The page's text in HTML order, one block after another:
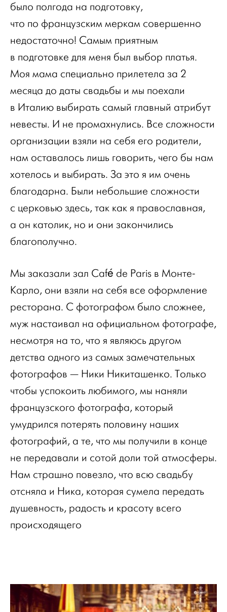
было полгода на подготовку,
что по французским меркам совершенно
недостаточно! Самым приятным
в подготовке для меня был выбор платья.
Моя мама специально прилетела за 2
месяца до даты свадьбы и мы поехали
в Италию выбирать самый главный атрибут
невесты. И не промахнулись. Все сложности
организации взяли на себя его родители,
нам оставалось лишь говорить, чего бы нам
хотелось и выбирать. За это я им очень
благодарна. Были небольшие сложности
с церковью здесь, так как я православная,
а он католик, но и они закончились
благополучно.
Мы заказали зал Café de Paris в Монте-
Карло, они взяли на себя все оформление
ресторана. С фотографом было сложнее,
муж настаивал на официальном фотографе,
несмотря на то, что я являюсь другом
детства одного из самых замечательных
фотографов — Ники Никиташенко. Только
чтобы успокоить любимого, мы наняли
французского фотографа, который
умудрился потерять половину наших
фотографий, а те, что мы получили в конце
не передавали и сотой доли той атмосферы.
Нам страшно повезло, что всю свадьбу
отсняла и Ника, которая сумела передать
душевность, радость и красоту всего
происходящего